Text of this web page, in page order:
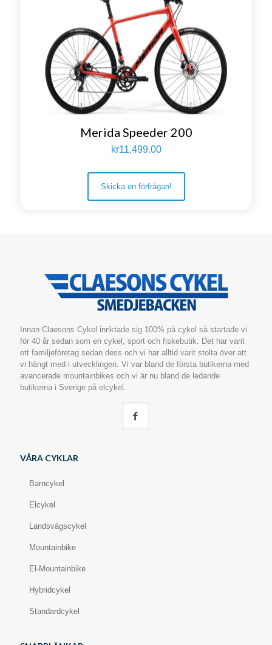
Merida Speeder 200
kr11,499.00
Skicka en förfrågan!
Innan Claesons Cykel inriktade sig 100% på cykel så startade vi
för 40 år sedan som en cykel, sport och fiskebutik. Det har varit
ett familjeföretag sedan dess och vi har alltid varit stolta över att
vi hängt med i utvecklingen. Vi var bland de första butikerna med
avancerade mountainbikes och vi är nu bland de ledande
butikerna i Sverige på elcykel.
VÅRA CYKLAR
Barncykel
Elcykel
Landsvägscykel
Mountainbike
El-Mountainbike
Hybridcykel
Standardcykel